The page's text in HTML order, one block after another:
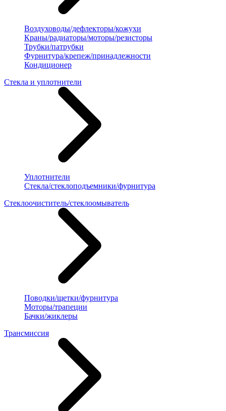
Воздуховоды/дефлекторы/кожухи
Краны/радиаторы/моторы/резисторы
Трубки/патрубки
Фурнитура/крепеж/принадлежности
Кондиционер
Стекла и уплотнители
Уплотнители
Стекла/стеклоподъемники/фурнитура
Стеклоочиститель/стеклоомыватель
Поводки/щетки/фурнитура
Моторы/трапеции
Бачки/жиклеры
Трансмиссия